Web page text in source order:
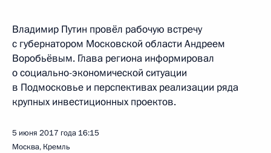
Владимир Путин провёл рабочую встречу
с губернатором Московской области Андреем
Воробьёвым. Глава региона информировал
о социально-экономической ситуации
в Подмосковье и перспективах реализации ряда
крупных инвестиционных проектов.
5 июня 2017 года 16:15
Москва, Кремль